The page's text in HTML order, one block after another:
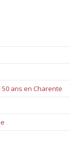
ans en Charente